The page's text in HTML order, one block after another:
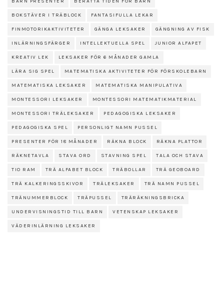
BOKSTÄVER I TRÄBLOCK FANTASIFULLA LEKAR
FINMOTORIKAKTIVITETER GÄNGA LEKSAKER GÄNGNING AV FISK
INLÄRNINGSFÄRGER INTELLEKTUELLA SPEL JUNIOR ALFAPET
KREATIV LEK LEKSAKER FÖR 6 MÅNADER GAMLA
LÄRA SIG SPEL MATEMATISKA AKTIVITETER FÖR FÖRSKOLEBARN
MATEMATISKA LEKSAKER MATEMATISKA MANIPULATIVA
MONTESSORI LEKSAKER MONTESSORI MATEMATIKMATERIAL
MONTESSORI TRÄLEKSAKER PEDAGOGISKA LEKSAKER
PEDAGOGISKA SPEL PERSONLIGT NAMN PUSSEL
PRESENTER FÖR 18 MÅNADER RÄKNA BLOCK RÄKNA PLATTOR
RÄKNETAVLA STAVA ORD STAVNING SPEL TALA OCH STAVA
TIO RAM TRÄ ALFABET BLOCK TRÄBOLLAR TRÄ GEOBOARD
TRÄ KALKERINGSSKIVOR TRÄLEKSAKER TRÄ NAMN PUSSEL
TRÄNUMMERBLOCK TRÄPUSSEL TRÄRÄKNINGSBRICKA
UNDERVISNINGSTID TILL BARN VETENSKAP LEKSAKER
VÄDERINLÄRNING LEKSAKER